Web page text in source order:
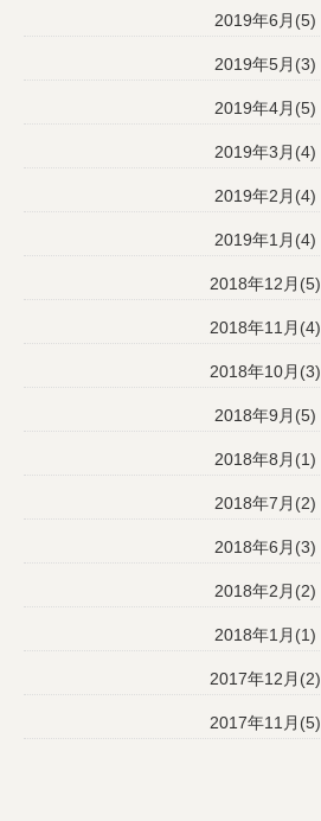
2019年6月(5)
2019年5月(3)
2019年4月(5)
2019年3月(4)
2019年2月(4)
2019年1月(4)
2018年12月(5)
2018年11月(4)
2018年10月(3)
2018年9月(5)
2018年8月(1)
2018年7月(2)
2018年6月(3)
2018年2月(2)
2018年1月(1)
2017年12月(2)
2017年11月(5)